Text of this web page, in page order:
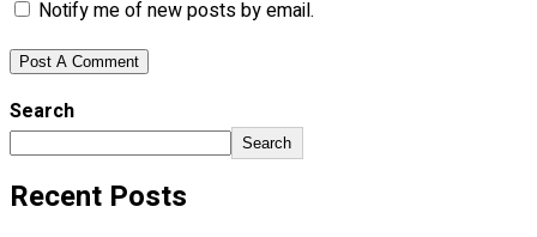
Notify me of new posts by email.
Search
Search
Recent Posts